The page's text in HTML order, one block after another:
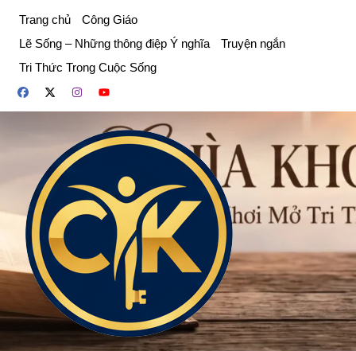
phần
dung
Trang chủ
Công Giáo
Lẽ Sống – Những thông điệp Ý nghĩa
Truyện ngắn
Tri Thức Trong Cuộc Sống